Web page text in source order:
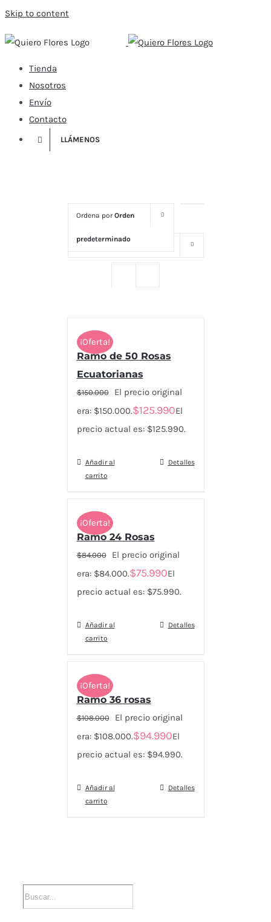
Skip to content
Tienda
Nosotros
Envío
Contacto
LLÁMENOS
Ordena porOrden
predeterminado
Mostrar
¡Oferta!
Ramo de 50 Rosas
Ecuatorianas
$150.000
El precio original
era: $150.000.$125.990El
precio actual es: $125.990.
Añadir al
carrito
Detalles
¡Oferta!
Ramo 24 Rosas
$84.000
El precio original
era: $84.000.$75.990El
precio actual es: $75.990.
Añadir al
carrito
Detalles
¡Oferta!
Ramo 36 rosas
$108.000
El precio original
era: $108.000.$94.990El
precio actual es: $94.990.
Añadir al
carrito
Detalles